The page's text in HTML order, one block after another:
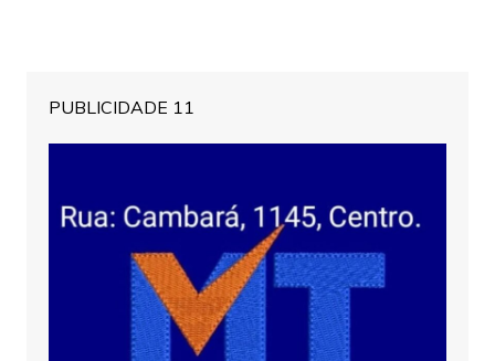
PUBLICIDADE 11